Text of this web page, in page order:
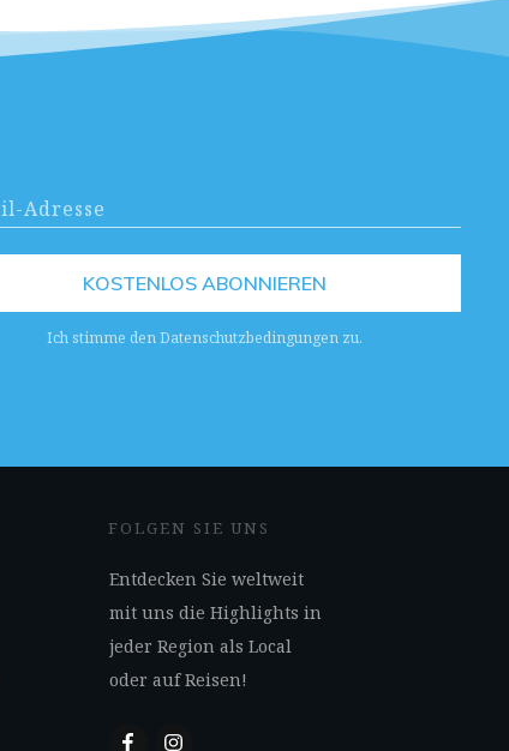
KOSTENLOS ABONNIEREN
Ich stimme den Datenschutzbedingungen zu.
FOLGEN SIE UNS
Entdecken Sie weltweit
mit uns die Highlights in
jeder Region als Local
oder auf Reisen!